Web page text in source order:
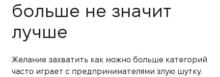
больше не значит
лучше
Желание захватить как можно больше категорий
часто играет с предпринимателями злую шутку.